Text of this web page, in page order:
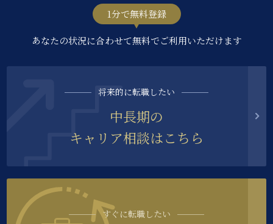
1分で無料登録
あなたの状況に合わせて無料でご利用いただけます
将来的に転職したい
中長期の
キャリア相談はこちら
すぐに転職したい